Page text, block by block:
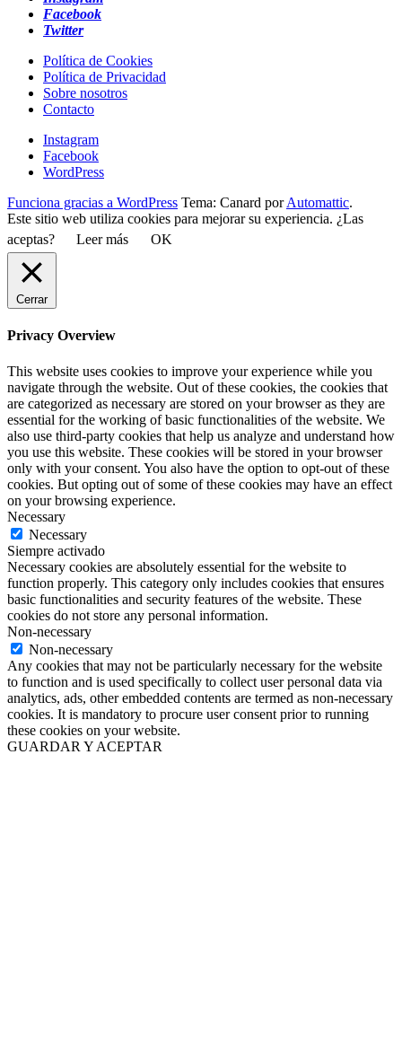
Facebook
Twitter
Política de Cookies
Política de Privacidad
Sobre nosotros
Contacto
Instagram
Facebook
WordPress
Funciona gracias a WordPress Tema: Canard porAutomattic.
Este sitio web utiliza cookies para mejorar su experiencia. ¿Las
aceptas?
Leer más OK
Cerrar
Privacy Overview
This website uses cookies to improve your experience while you
navigate through the website. Out of these cookies, the cookies that
are categorized as necessary are stored on your browser as they are
essential for the working of basic functionalities of the website. We
also use third-party cookies that help us analyze and understand how
you use this website. These cookies will be stored in your browser
only with your consent. You also have the option to opt-out of these
cookies. But opting out of some of these cookies may have an effect
on your browsing experience.
Necessary
Necessary
Siempre activado
Necessary cookies are absolutely essential for the website to
function properly. This category only includes cookies that ensures
basic functionalities and security features of the website. These
cookies do not store any personal information.
Non-necessary
Non-necessary
Any cookies that may not be particularly necessary for the website
to function and is used specifically to collect user personal data via
analytics, ads, other embedded contents are termed as non-necessary
cookies. It is mandatory to procure user consent prior to running
these cookies on your website.
GUARDAR Y ACEPTAR